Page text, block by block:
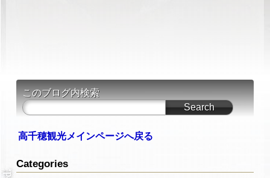
このブログ内検索
高千穂観光メインページへ戻る
Categories